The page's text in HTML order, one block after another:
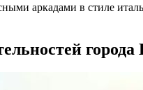
аркадами в стиле